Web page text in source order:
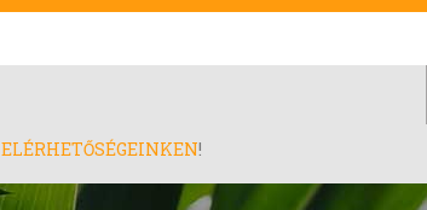
ELÉRHETŐSÉGEINKEN!